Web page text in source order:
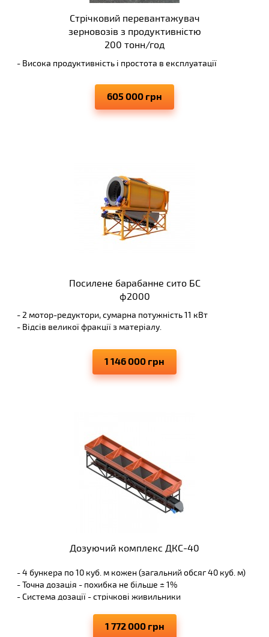
Стрічковий перевантажувач
зерновозів з продуктивністю
200 тонн/год
605 000 грн
- Висока продуктивність і простота в експлуатації
- Може використовуватися з іншими моделями
- Елементи виконуються з досить великим запасом
Посилене барабанне сито БС
ф2000
1 146 000 грн
- 2 мотор-редуктори, сумарна потужність 11 кВт
- Відсів великої фракції з матеріалу.
- Висока надійність, рідко потребує обслуговування
Дозуючий комплекс ДКC-40
1 772 000 грн
- 4 бункера по 10 куб. м кожен (загальний обсяг 40 куб. м)
- Точна дозація - похибка не більше ± 1%
- Система дозації - стрічкові живильники